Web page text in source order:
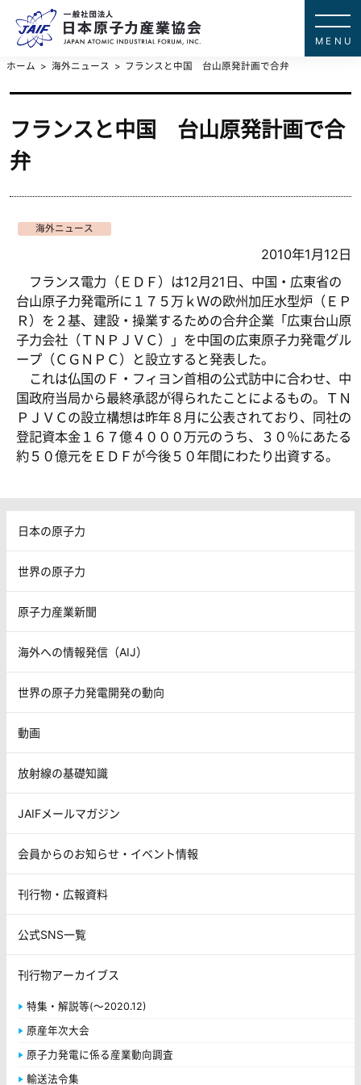
ホーム 海外ニュース フランスと中国 台山原発計画で合弁
フランスと中国 台山原発計画で合
弁
海外ニュース
2010年1月12日
フランス電力（ＥＤＦ）は12月21日、中国・広東省の
台山原子力発電所に１７５万ｋＷの欧州加圧水型炉（ＥＰ
Ｒ）を２基、建設・操業するための合弁企業「広東台山原
子力会社（ＴＮＰＪＶＣ）」を中国の広東原子力発電グル
ープ（ＣＧＮＰＣ）と設立すると発表した。
これは仏国のＦ・フィヨン首相の公式訪中に合わせ、中
国政府当局から最終承認が得られたことによるもの。ＴＮ
ＰＪＶＣの設立構想は昨年８月に公表されており、同社の
登記資本金１６７億４０００万元のうち、３０％にあたる
約５０億元をＥＤＦが今後５０年間にわたり出資する。
日本の原子力
世界の原子力
原子力産業新聞
海外への情報発信（AIJ）
世界の原子力発電開発の動向
動画
放射線の基礎知識
JAIFメールマガジン
会員からのお知らせ・イベント情報
刊行物・広報資料
公式SNS一覧
刊行物アーカイブス
特集・解説等(～2020.12)
原産年次大会
原子力発電に係る産業動向調査
輸送法令集